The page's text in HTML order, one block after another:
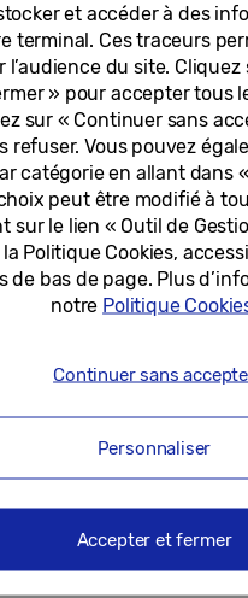
[Editorial] L’IA
d’être plus
Elle a besoin de
08-07-2026
[Invitation]
juillet 2026 :
se dessine
08-07-2026
Profitez de
Samsung
06-07-2026
et accéder à des
terminal. Ces traceurs
l’audience du site.
» pour accepter tous
sur « Continuer sans
refuser. Vous pouvez
catégorie en allant dans
peut être modifié à
sur le lien « Outil de
Politique Cookies,
de bas de page. Plus
notre Politique
Continuer sans
Personnaliser
Accepter et fermer